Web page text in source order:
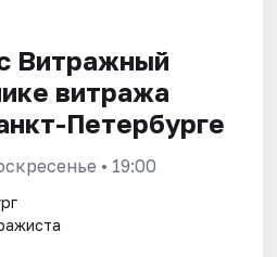
Витражный
витража
Петербурге
• 19:00